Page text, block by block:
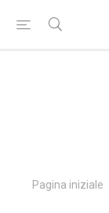
Pagina iniziale